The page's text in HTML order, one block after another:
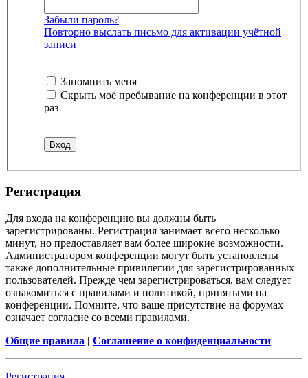
Забыли пароль?
Повторно выслать письмо для активации учётной
записи
Запомнить меня
Скрыть моё пребывание на конференции в этот
раз
Регистрация
Для входа на конференцию вы должны быть
зарегистрированы. Регистрация занимает всего несколько
минут, но предоставляет вам более широкие возможности.
Администратором конференции могут быть установлены
также дополнительные привилегии для зарегистрированных
пользователей. Прежде чем зарегистрироваться, вам следует
ознакомиться с правилами и политикой, принятыми на
конференции. Помните, что ваше присутствие на форумах
означает согласие со всеми правилами.
Общие правила | Соглашение о конфиденциальности